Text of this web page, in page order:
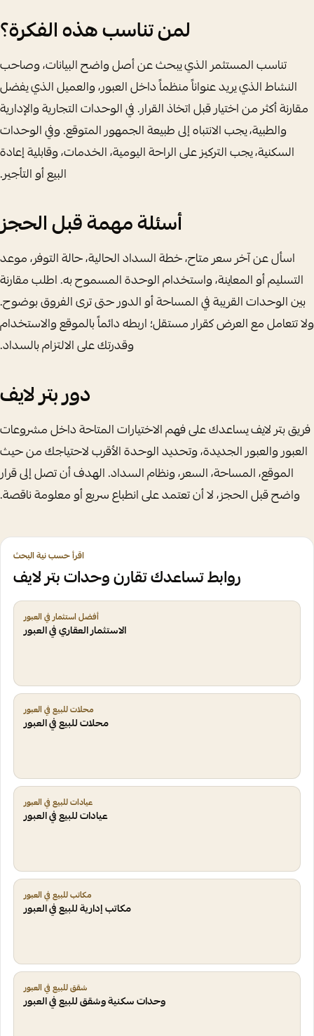
لمن تناسب هذه الفكرة؟
تناسب المستثمر الذي يبحث عن أصل واضح البيانات، وصاحب
النشاط الذي يريد عنواناً منظماً داخل العبور، والعميل الذي يفضل
مقارنة أكثر من اختيار قبل اتخاذ القرار. في الوحدات التجارية والإدارية
والطبية، يجب الانتباه إلى طبيعة الجمهور المتوقع. وفي الوحدات
السكنية، يجب التركيز على الراحة اليومية، الخدمات، وقابلية إعادة
البيع أو التأجير.
أسئلة مهمة قبل الحجز
اسأل عن آخر سعر متاح، خطة السداد الحالية، حالة التوفر، موعد
التسليم أو المعاينة، واستخدام الوحدة المسموح به. اطلب مقارنة
بين الوحدات القريبة في المساحة أو الدور حتى ترى الفروق بوضوح.
ولا تتعامل مع العرض كقرار مستقل؛ اربطه دائماً بالموقع والاستخدام
وقدرتك على الالتزام بالسداد.
دور بتر لايف
فريق بتر لايف يساعدك على فهم الاختيارات المتاحة داخل مشروعات
العبور والعبور الجديدة، وتحديد الوحدة الأقرب لاحتياجك من حيث
الموقع، المساحة، السعر، ونظام السداد. الهدف أن تصل إلى قرار
واضح قبل الحجز، لا أن تعتمد على انطباع سريع أو معلومة ناقصة.
اقرأ حسب نية البحث
روابط تساعدك تقارن وحدات بتر لايف
أفضل استثمار في العبور
الاستثمار العقاري في العبور
محلات للبيع في العبور
محلات للبيع في العبور
عيادات للبيع في العبور
عيادات للبيع في العبور
مكاتب للبيع في العبور
مكاتب إدارية للبيع في العبور
شقق للبيع في العبور
وحدات سكنية وشقق للبيع في العبور